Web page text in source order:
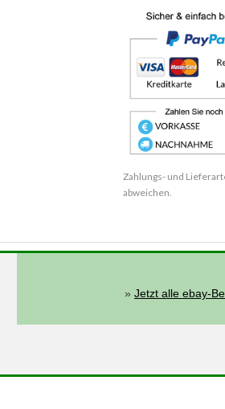
Zahlungs- und
abweichen.
»Jetzt alle ebay-